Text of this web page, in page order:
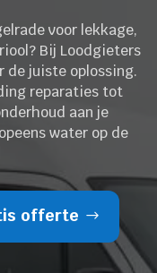
voor lekkage,
Bij Loodgieters
de juiste oplossing.
reparaties tot
aan je
water op de
offerte